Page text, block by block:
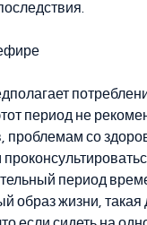
период не
проблемам со
период
образ жизни,